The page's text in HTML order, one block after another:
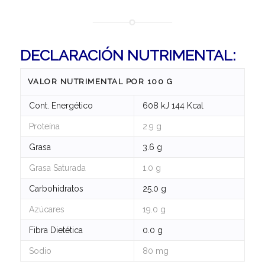
DECLARACIÓN NUTRIMENTAL:
VALOR NUTRIMENTAL POR 100 G
Cont. Energético 608 kJ 144 Kcal
Proteína 2.9 g
Grasa 3.6 g
Grasa Saturada 1.0 g
Carbohidratos 25.0 g
Azúcares 19.0 g
Fibra Dietética 0.0 g
Sodio 80 mg